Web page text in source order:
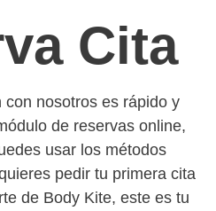
Cita
con nosotros es rápido y
de reservas online,
usar los métodos
pedir tu primera cita
de Body Kite, este es tu